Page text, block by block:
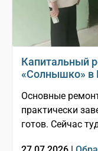
Капитальный
«Солнышко» в
Основные
практически
готов. Сейчас